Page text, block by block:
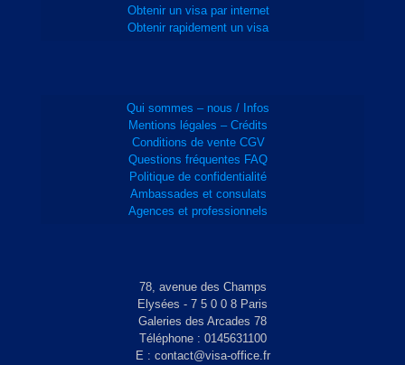
Obtenir un visa par internet
Obtenir rapidement un visa
Qui sommes – nous / Infos
Mentions légales – Crédits
Conditions de vente CGV
Questions fréquentes FAQ
Politique de confidentialité
Ambassades et consulats
Agences et professionnels
78, avenue des Champs
Elysées - 7 5 0 0 8 Paris
Galeries des Arcades 78
Téléphone : 0145631100
E : contact@visa-office.fr